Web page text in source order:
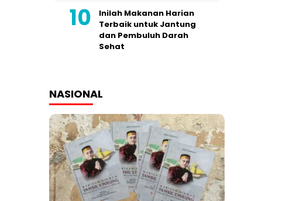
Inilah Makanan Harian
Terbaik untuk Jantung
dan Pembuluh Darah
Sehat
NASIONAL